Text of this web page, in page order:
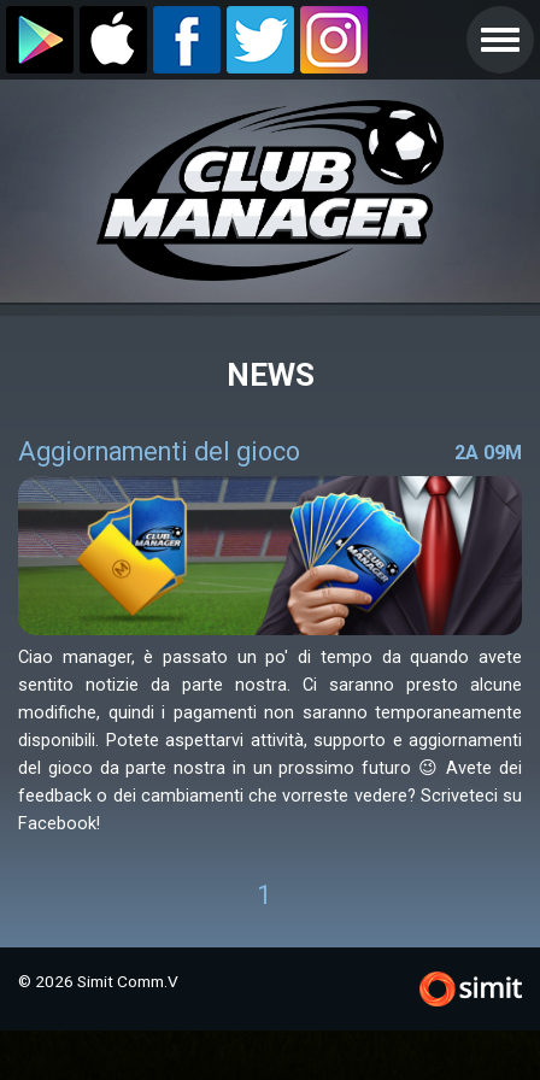
NEWS
2A 09M
Aggiornamenti del gioco
Ciao manager, è passato un po' di tempo da quando avete
sentito notizie da parte nostra. Ci saranno presto alcune
modifiche, quindi i pagamenti non saranno temporaneamente
disponibili. Potete aspettarvi attività, supporto e aggiornamenti
del gioco da parte nostra in un prossimo futuro 😉 Avete dei
feedback o dei cambiamenti che vorreste vedere? Scriveteci su
Facebook!
1
© 2026 Simit Comm.V